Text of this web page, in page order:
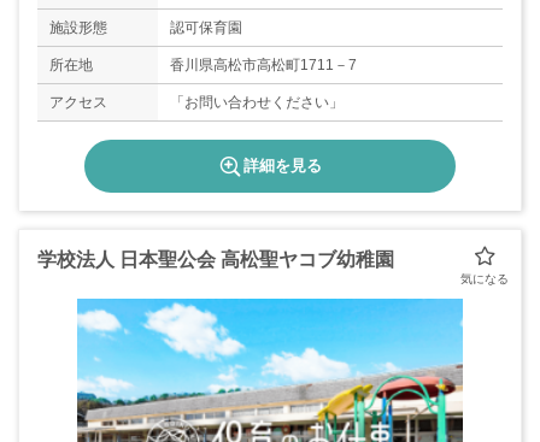
施設形態 認可保育園
所在地 香川県高松市高松町1711－7
アクセス 「お問い合わせください」
詳細を見る
学校法人 日本聖公会 高松聖ヤコブ幼稚園